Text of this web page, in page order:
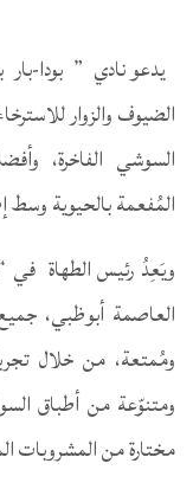
يدعو نادي ” بودا-
الضيوف والزوار
السوشي الفاخرة،
المُفعمة بالحيوية
ويَعِدُ رئيس الطهاة في
العاصمة أبوظبي،
ومُمتعة، من خلال
ومتنوّعة من أطباق
مختارة من المشروبات